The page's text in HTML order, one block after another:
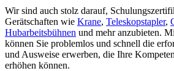
Wir sind auch stolz darauf,
Gerätschaften wie Krane, Teleskopstapler,
Hubarbeitsbühnen und mehr anzubieten.
können Sie problemlos und schnell die
und Ausweise erwerben, die Ihre
erhöhen können.